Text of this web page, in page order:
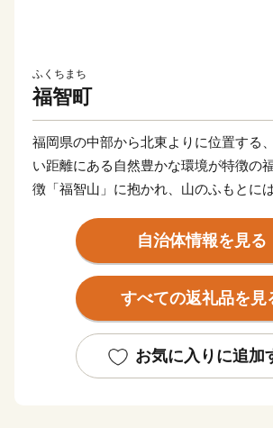
ふくちまち
福智町
福岡県の中部から北東よりに位置する
い距離にある自然豊かな環境が特徴の
徴「福智山」に抱かれ、山のふもとに
窯元が点在する「陶芸の里」として知
町内には、福智修験ゆかりの文化財や
古刹「興国寺」、宮本武蔵ゆかりの「
在。 福岡県内最大最古で樹齢６百年の
「白糸の滝」など、天然資源にも彩ら
ては、わが国のエネルギーを支えた筑
自治体情報を見る
すべての返礼品を見
お気に入りに追加